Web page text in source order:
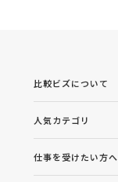
比較ビズについて
人気カテゴリ
仕事を受けたい方へ